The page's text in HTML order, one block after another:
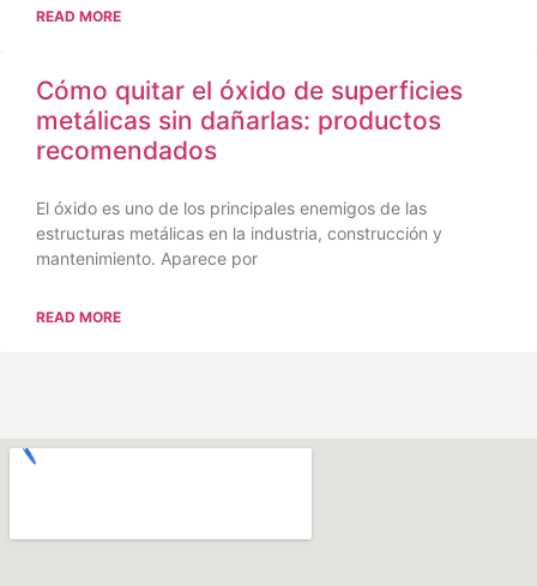
READ MORE
Cómo quitar el óxido de superficies
metálicas sin dañarlas: productos
recomendados
El óxido es uno de los principales enemigos de las
estructuras metálicas en la industria, construcción y
mantenimiento. Aparece por
READ MORE